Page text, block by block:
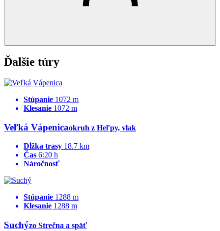
Ďalšie túry
Stúpanie 1072 m
Klesanie 1072 m
Veľká Vápenicaokruh z Heľpy, vlak
Dĺžka trasy 18.7 km
Čas 6:20 h
Náročnosť
Stúpanie 1288 m
Klesanie 1288 m
Suchýzo Strečna a späť